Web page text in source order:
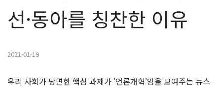
선·동아를 칭찬한 이유
2021-01-19
우리 사회가 당면한 핵심 과제가 '언론개혁'임을 보여주는 뉴스